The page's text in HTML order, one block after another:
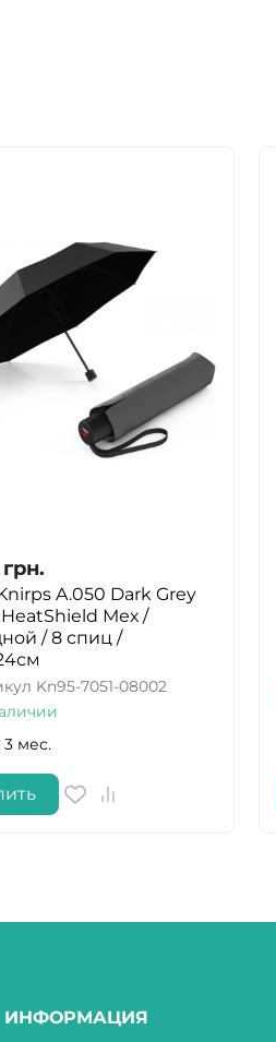
грн.
A.050 Dark Grey
Мех /
/ 8 спиц /
Kn95-7051-08002
3 мес.
ИНФОРМАЦИЯ